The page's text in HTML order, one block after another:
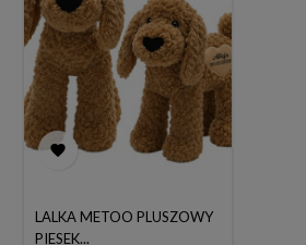

LALKA METOO PLUSZOWY
PIESEK...